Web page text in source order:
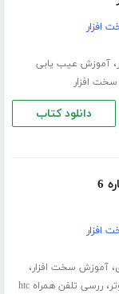
افزار
،آموزش عیب یابی
افزار
دانلود کتاب
افزار
،آموزش سخت افزار،
،
ررسی تلفن همراه htc